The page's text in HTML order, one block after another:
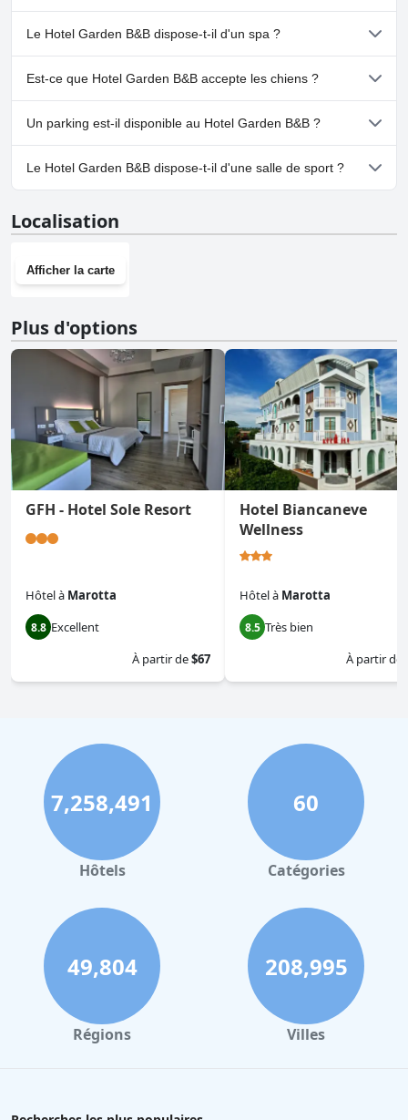
pendant son séjour.
bord de mer et ses services attentionnés, c'est un endroit idéal pour
Oui, Hotel Garden B&B dispose de piscine(s) appartenant à une
ou plusieurs des catégories suivantes : Piscine Extérieure.Pour
plus d'informations, lisez les réponses au questionnairePiscine.
Le Hotel Garden B&B dispose-t-il d'un spa ?
Non, il n'y a pas de spa à Hotel Garden B&B.
Est-ce que Hotel Garden B&B accepte les chiens ?
Non, Hotel Garden B&B n'accepte pas les chiens.
Un parking est-il disponible au Hotel Garden B&B ?
Oui, un parking est disponible à Hotel Garden B&B.
Le Hotel Garden B&B dispose-t-il d'une salle de sport ?
Localisation
Afficher la carte
Plus d'options
GFH - Hotel Sole Resort
Hôtelà Marotta
8.8 Excellent
À partir de$67
Hotel Biancaneve
Wellness
Hôtelà Marotta
8.5 Très bien
À partir de
7,258,491
Hôtels
60
Catégories
49,804
Régions
208,995
Villes